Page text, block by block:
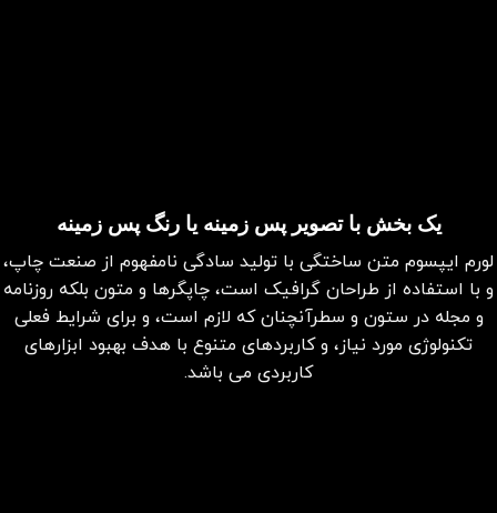
یک بخش با تصویر پس زمینه یا رنگ پس زمینه
لورم ایپسوم متن ساختگی با تولید سادگی نامفهوم از صنعت چاپ،
و با استفاده از طراحان گرافیک است، چاپگرها و متون بلکه روزنامه
و مجله در ستون و سطرآنچنان که لازم است، و برای شرایط فعلی
تکنولوژی مورد نیاز، و کاربردهای متنوع با هدف بهبود ابزارهای
کاربردی می باشد.